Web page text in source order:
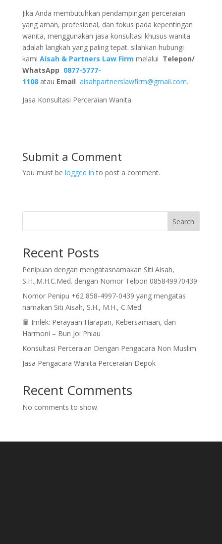
Jika Anda membutuhkan pendampingan perceraian
yang aman, profesional, dan fokus pada kepentingan
wanita, menggunakan jasa konsultasi khusus wanita
adalah langkah yang paling tepat. silahkan hubungi
kami Aisah & Partners Law Firm melalui Telepon/
WhatsApp 0877-5777-
1108 atau Email aisahpartnerslawfirm@gmail.com.
Jasa Konsultasi Perceraian Wanita.
Submit a Comment
You must be logged in to post a comment.
Search
Recent Posts
Penipuan dengan mengatasnamakan Siti Aisah,
S.H.,M.H.C.Med. dengan Nomor Telpon 085849970439
Nomor Penipu +62 858-4997-0439 yang mengatas
namakan Siti Aisah, S.H., M.H., C.Med
🧧 Imlek: Perayaan Harapan, Kebersamaan, dan
Harmoni – Bun Joi Phiau
Konsultasi Perceraian Dengan Pengacara Non Muslim
Jasa Pengacara Wanita Perceraian Depok
Recent Comments
No comments to show.